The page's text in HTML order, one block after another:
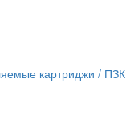
картриджи / ПЗК